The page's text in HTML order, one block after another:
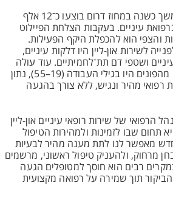
במהלך פיילוט שנערך במשך כשנה במחוז דרום בוצעו כ־12 אלף
עיניים. בעקבות הצלחת הפיילוט
והצפי הוא להכפלת היקף הפעילות.
לשירות און-ליין היו דלקות עיניים,
ושטפי דם תת־לחמיתיים. עוד עולה
מנתוני הפיילוט כי כ־65% מהפונים היו בגילי העבודה (19–55), נתון
רפואי מהיר ונגיש, ללא צורך בהגעה
הרפואי של שירות רופאי עיניים און-ליין
תחום שבו לזמינות ולמהירות הטיפול
מאפשר לנו לתת מענה מהיר לבעיות
מרחוק, ולהעניק טיפול ראשוני, מרשמים
רבים הוא חוסך למטופלים הגעה
תוך שמירה על רפואה מקצועית